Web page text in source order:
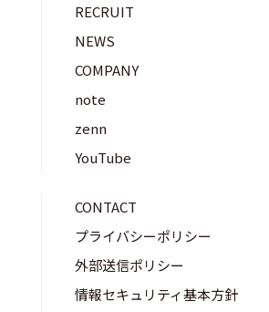
RECRUIT
NEWS
COMPANY
note
zenn
YouTube
CONTACT
プライバシーポリシー
外部送信ポリシー
情報セキュリティ基本方針